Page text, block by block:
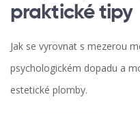
praktické tipy
Jak se vyrovnat s mezerou
psychologickém dopadu a
estetické plomby.